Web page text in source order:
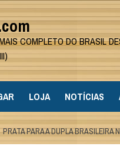
COMPLETO DO BRASIL
LOJA NOTÍCIAS
PRATA PARA A DUPLA